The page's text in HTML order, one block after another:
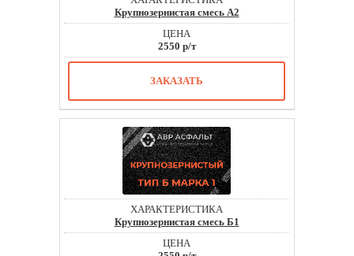
Крупнозернистая смесь А2
2550 р/т
ЗАКАЗАТЬ
Крупнозернистая смесь Б1